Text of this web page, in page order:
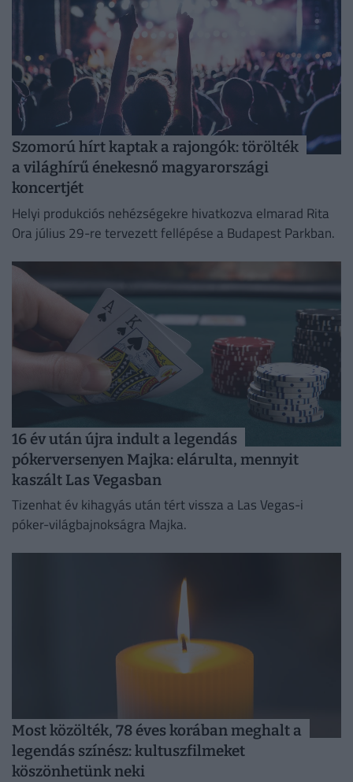
Szomorú hírt kaptak a rajongók: törölték
a világhírű énekesnő magyarországi
koncertjét
Helyi produkciós nehézségekre hivatkozva elmarad Rita
Ora július 29-re tervezett fellépése a Budapest Parkban.
16 év után újra indult a legendás
pókerversenyen Majka: elárulta, mennyit
kaszált Las Vegasban
Tizenhat év kihagyás után tért vissza a Las Vegas-i
póker-világbajnokságra Majka.
Most közölték, 78 éves korában meghalt a
legendás színész: kultuszfilmeket
köszönhetünk neki